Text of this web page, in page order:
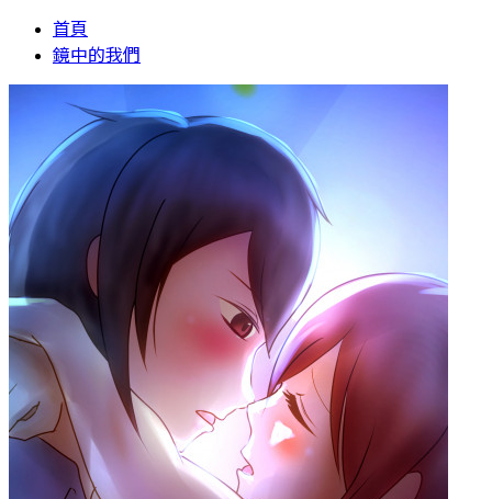
首頁
鏡中的我們